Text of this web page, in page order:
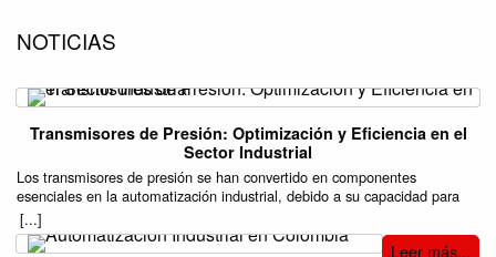
NOTICIAS
Transmisores de Presión: Optimización y Eficiencia en el
Sector Industrial
Los transmisores de presión se han convertido en componentes
esenciales en la automatización industrial, debido a su capacidad para
mejorar la precisión y eficiencia en una variedad de procesos. Estos
dispositivos son responsables de medir la presión de gases o líquidos en
sistemas cerrados, transformando esa información en señales eléctricas
[...]
Leer más...